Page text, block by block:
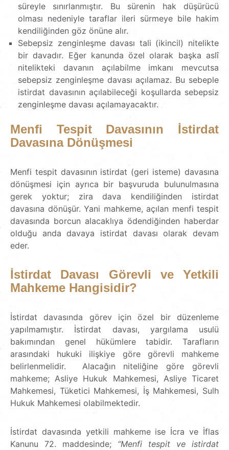
süreyle sınırlanmıştır. Bu sürenin hak düşürücü
olması nedeniyle taraflar ileri sürmeye bile hakim
kendiliğinden göz önüne alır.
Sebepsiz zenginleşme davası tali (ikincil) nitelikte
bir davadır. Eğer kanunda özel olarak başka aslî
nitelikteki davanın açılabilme imkanı mevcutsa
sebepsiz zenginleşme davası açılamaz. Bu sebeple
istirdat davasının açılabileceği koşullarda sebepsiz
zenginleşme davası açılamayacaktır.
Menfi Tespit Davasının İstirdat
Davasına Dönüşmesi
Menfi tespit davasının istirdat (geri isteme) davasına
dönüşmesi için ayrıca bir başvuruda bulunulmasına
gerek yoktur; zira dava kendiliğinden istirdat
davasına dönüşür. Yani mahkeme, açılan menfi tespit
davasında borcun alacaklıya ödendiğinden haberdar
olduğu anda davaya istirdat davası olarak devam
eder.
İstirdat Davası Görevli ve Yetkili
Mahkeme Hangisidir?
İstirdat davasında görev için özel bir düzenleme
yapılmamıştır. İstirdat davası, yargılama usulü
bakımından genel hükümlere tabidir. Tarafların
arasındaki hukuki ilişkiye göre görevli mahkeme
belirlenmelidir. Alacağın niteliğine göre görevli
mahkeme; Asliye Hukuk Mahkemesi, Asliye Ticaret
Mahkemesi, Tüketici Mahkemesi, İş Mahkemesi, Sulh
Hukuk Mahkemesi olabilmektedir.
İstirdat davasında yetkili mahkeme ise İcra ve İflas
Kanunu 72. maddesinde; “Menfi tespit ve istirdat